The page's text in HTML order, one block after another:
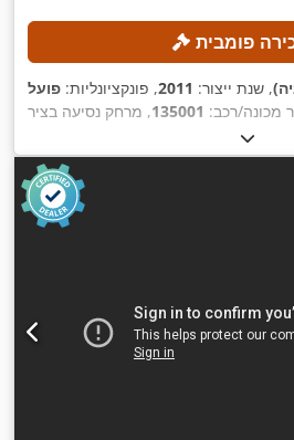
פומבית
, שנת ייצור: 2011, פונקציונליות: פועל
מכונה/רכב: 135001
, מרחק תנועה בציר Y:
12,000 סל"ד
, מספר חריצים
במאגזין הכלים:40